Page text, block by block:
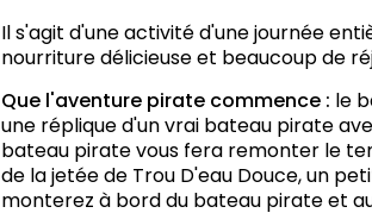
Il s'agit d'une activité d'une journée
nourriture délicieuse et beaucoup de
Que l'aventure pirate commence : le
une réplique d'un vrai bateau pirate
bateau pirate vous fera remonter le
de la jetée de Trou D'eau Douce, un
monterez à bord du bateau pirate et